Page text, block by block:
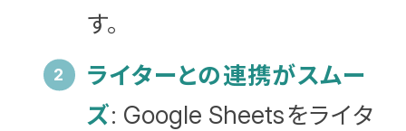
す。
ライターとの連携がスムー
ズ: Google Sheetsをライタ